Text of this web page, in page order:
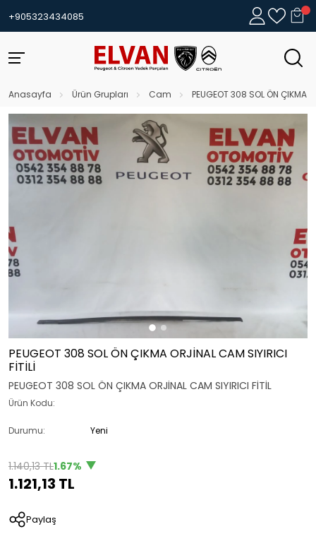
+905323434085
Anasayfa Ürün Grupları Cam PEUGEOT 308 SOL ÖN ÇIKMA
PEUGEOT 308 SOL ÖN ÇIKMA ORJİNAL CAM SIYIRICI
FİTİLİ
PEUGEOT 308 SOL ÖN ÇIKMA ORJİNAL CAM SIYIRICI FİTİL
Ürün Kodu:
Durumu: Yeni
1.140,13 TL1.67%
1.121,13 TL
Paylaş